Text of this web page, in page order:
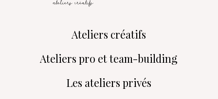
Ateliers créatifs
Ateliers pro et team-building
Les ateliers privés